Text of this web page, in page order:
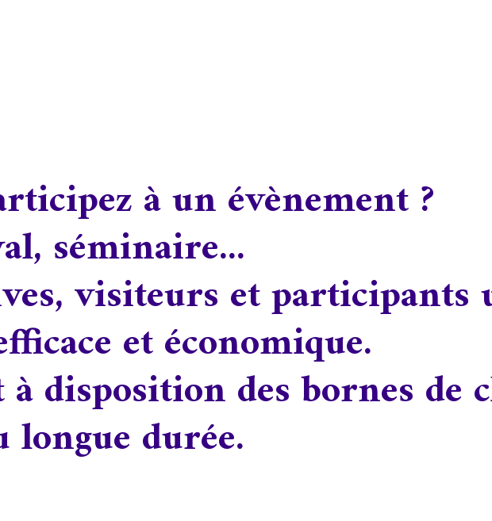
à un évènement ?
séminaire...
visiteurs et participants
et économique.
disposition des bornes de
durée.